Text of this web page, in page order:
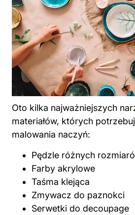
Oto kilka najważniejszych
materiałów, których
malowania naczyń:
Pędzle różnych
Farby akrylowe
Taśma klejąca
Zmywacz do paznokci
Serwetki do decoupage